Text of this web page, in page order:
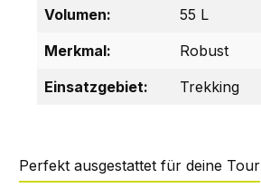
Volumen:
55 L
Merkmal:
Robust
Einsatzgebiet:
Trekking
Perfekt ausgestattet für deine Tour